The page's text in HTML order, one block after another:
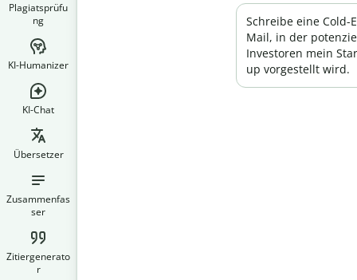
Plagiatsprüfu
ng
KI-Humanizer
KI-Chat
Übersetzer
Zusammenfas
ser
Zitiergenerato
r
Schreibe eine Cold-
Mail, in der
Investoren mein
up vorgestellt wird.